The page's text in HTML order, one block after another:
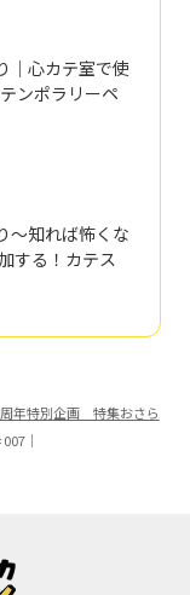
｜心カテ室で使
ンポラリーペ
～知れば怖くな
する！カテス
年特別企画 特集おさら
007｜